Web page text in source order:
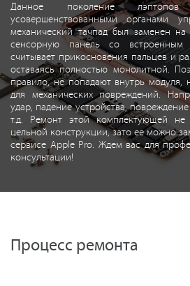
Данное поколение
усовершенствованными органами
механический тачпад был заменен
сенсорную панель со встроенным
считывает прикосновения пальцев и
оставаясь полностью монолитной.
правило, не попадают внутрь модуля,
для механических повреждений.
удар, падение устройства,
т.д. Ремонт этой комплектующей не
цельной конструкции, зато ее можно
сервисе Apple Pro. Ждем вас для
консультации!
Процесс ремонта